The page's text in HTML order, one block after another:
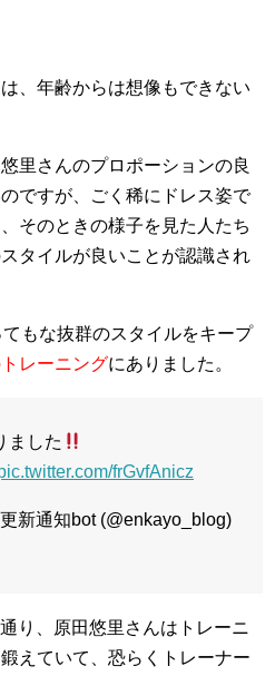
、年齢からは想像もできない
里さんのプロポーションの良
ですが、ごく稀にドレス姿で
そのときの様子を見た人たち
タイルが良いことが認識され
もな抜群のスタイルをキープ
レーニングにありました。
ました
frGvfAnicz
新通知bot (@enkayo_blog)
り、原田悠里さんはトレーニ
えていて、恐らくトレーナー